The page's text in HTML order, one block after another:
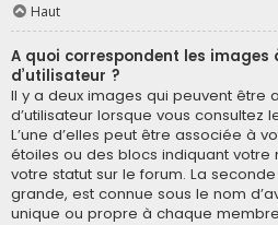
Haut
A quoi correspondent les images
d’utilisateur ?
Il y a deux images qui peuvent être
d’utilisateur lorsque vous consultez
L’une d’elles peut être associée à
étoiles ou des blocs indiquant
votre statut sur le forum. La
grande, est connue sous le nom
unique ou propre à chaque